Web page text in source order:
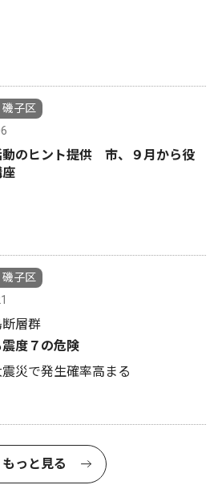
子区
動のヒント提供 市、９月から役
子区
層群
度７の危険
災で発生確率高まる
もっと見る